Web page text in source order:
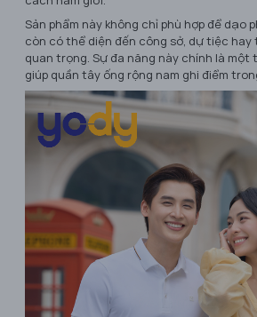
Sản phẩm này không chỉ phù hợp để dạo
còn có thể diện đến công sở, dự tiệc hay
quan trọng. Sự đa năng này chính là một
giúp quần tây ống rộng nam ghi điểm